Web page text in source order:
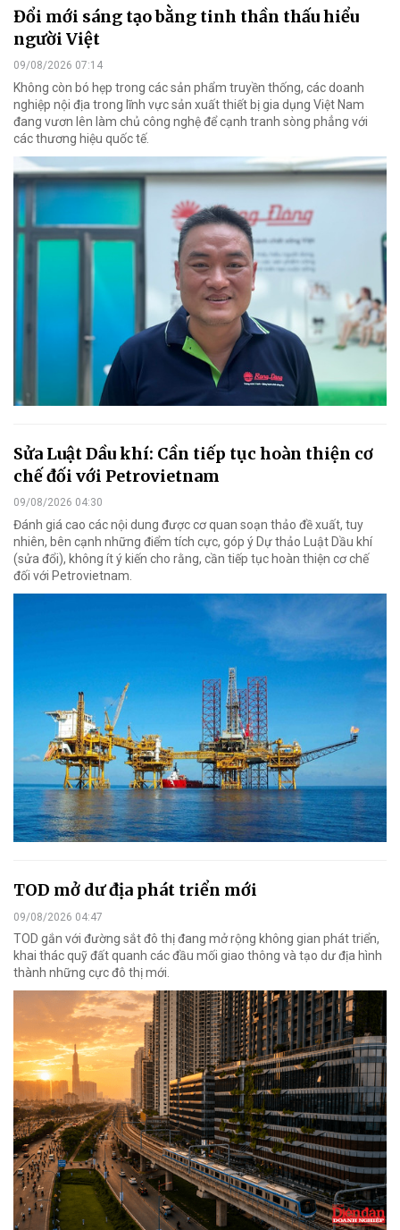
Đổi mới sáng tạo bằng tinh thần thấu hiểu
người Việt
09/08/2026 07:14
Không còn bó hẹp trong các sản phẩm truyền thống, các doanh
nghiệp nội địa trong lĩnh vực sản xuất thiết bị gia dụng Việt Nam
đang vươn lên làm chủ công nghệ để cạnh tranh sòng phẳng với
các thương hiệu quốc tế.
Sửa Luật Dầu khí: Cần tiếp tục hoàn thiện cơ
chế đối với Petrovietnam
09/08/2026 04:30
Đánh giá cao các nội dung được cơ quan soạn thảo đề xuất, tuy
nhiên, bên cạnh những điểm tích cực, góp ý Dự thảo Luật Dầu khí
(sửa đổi), không ít ý kiến cho rằng, cần tiếp tục hoàn thiện cơ chế
đối với Petrovietnam.
TOD mở dư địa phát triển mới
09/08/2026 04:47
TOD gắn với đường sắt đô thị đang mở rộng không gian phát triển,
khai thác quỹ đất quanh các đầu mối giao thông và tạo dư địa hình
thành những cực đô thị mới.